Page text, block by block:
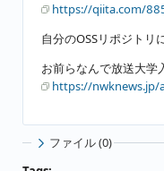
https://qiita.com/
自分のOSSリポジト
お前らなんで放送大
https://nwknews.jp/
ファイル (0)